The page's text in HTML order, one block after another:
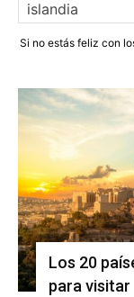
Si no estás feliz con
Los 20
para visitar